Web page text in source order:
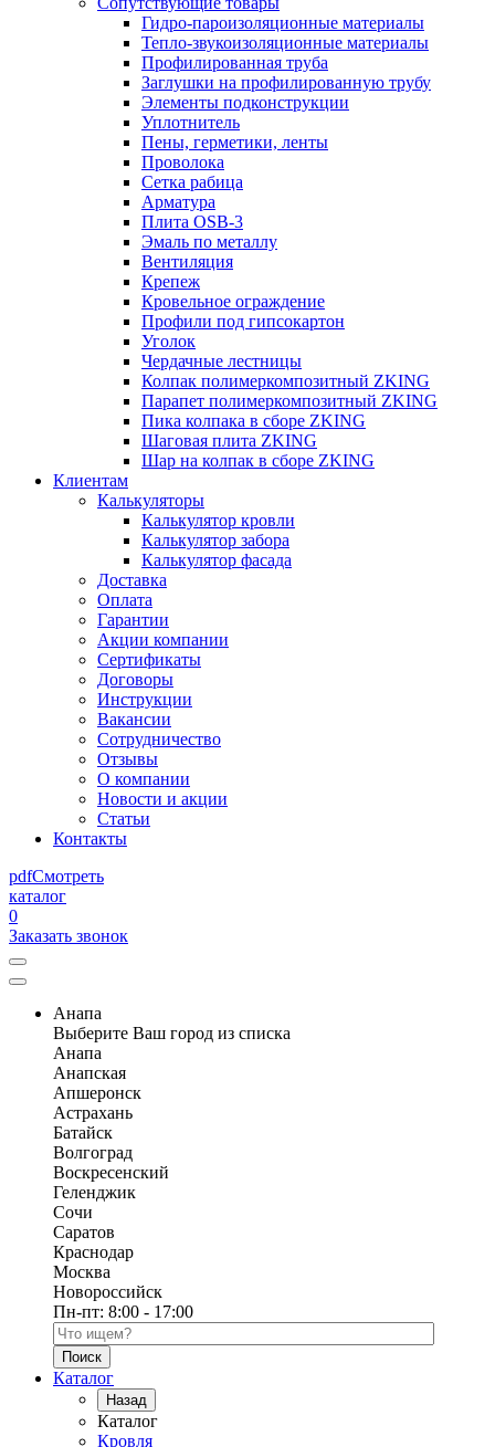
Гидро-пароизоляционные материалы
Тепло-звукоизоляционные материалы
Профилированная труба
Заглушки на профилированную трубу
Элементы подконструкции
Уплотнитель
Пены, герметики, ленты
Проволока
Сетка рабица
Арматура
Плита OSB-3
Эмаль по металлу
Вентиляция
Крепеж
Кровельное ограждение
Профили под гипсокартон
Уголок
Чердачные лестницы
Колпак полимеркомпозитный ZKING
Парапет полимеркомпозитный ZKING
Пика колпака в сборе ZKING
Шаговая плита ZKING
Шар на колпак в сборе ZKING
Клиентам
Калькуляторы
Калькулятор кровли
Калькулятор забора
Калькулятор фасада
Доставка
Оплата
Гарантии
Акции компании
Сертификаты
Договоры
Инструкции
Вакансии
Сотрудничество
Отзывы
О компании
Новости и акции
Статьи
Контакты
pdfСмотреть
каталог
0
Заказать звонок
Анапа
Выберите Ваш город из списка
Анапа
Анапская
Апшеронск
Астрахань
Батайск
Волгоград
Воскресенский
Геленджик
Сочи
Саратов
Краснодар
Москва
Новороссийск
Пн-пт: 8:00 - 17:00
Поиск по каталогу
Каталог
Назад
Каталог
Кровля